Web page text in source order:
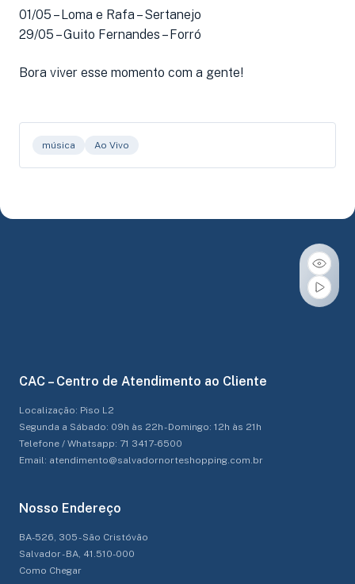
01/05 – Loma e Rafa – Sertanejo
29/05 – Guito Fernandes – Forró
Bora viver esse momento com a gente!
música Ao Vivo
CAC – Centro de Atendimento ao Cliente
Localização: Piso L2
Segunda a Sábado: 09h às 22h - Domingo: 12h às 21h
Telefone / Whatsapp: 71 3417-6500
Email: atendimento@salvadornorteshopping.com.br
Nosso Endereço
BA-526, 305 - São Cristóvão
Salvador - BA, 41.510-000
Como Chegar